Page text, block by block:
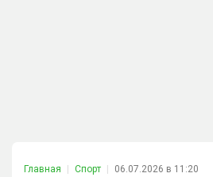
Главная Спорт 06.07.2026 в 11:20